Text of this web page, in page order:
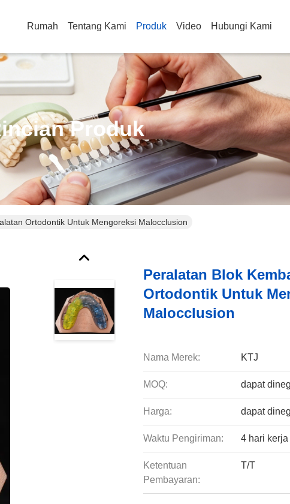
Rumah Tentang Kami Produk Video Hubungi Kami
Produk
Ortodontik Untuk Mengoreksi Malocclusion
Peralatan Blok
Ortodontik Untuk
Malocclusion
Nama Merek: KTJ
MOQ: dapat
Harga: dapat
Waktu Pengiriman: 4 hari kerja
Ketentuan
Pembayaran:
T/T